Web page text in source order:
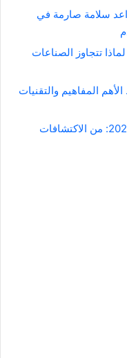
سلامة صارمة في
البلوكشين في عام 2025: لماذا تتجاوز الصناعات
شرح مبسط الأهم المفاهيم والتقنيات
تطبيقات تكنولوجيا النانو في عام 2025: من الاكتشافات